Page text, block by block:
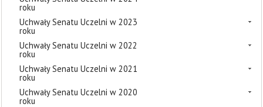
roku
Uchwały Senatu Uczelni w 2023
roku
Uchwały Senatu Uczelni w 2022
roku
Uchwały Senatu Uczelni w 2021
roku
Uchwały Senatu Uczelni w 2020
roku